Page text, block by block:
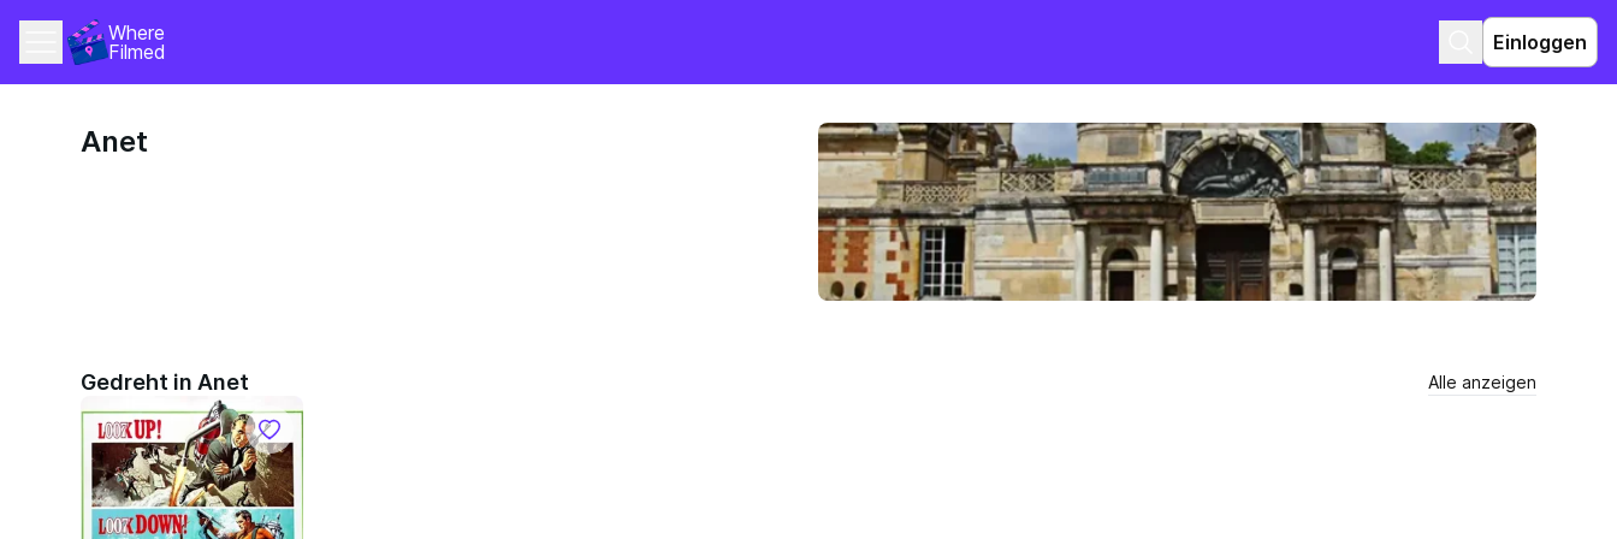
Where
Filmed
Einloggen
Anet
Gedreht in Anet Alle anzeigen